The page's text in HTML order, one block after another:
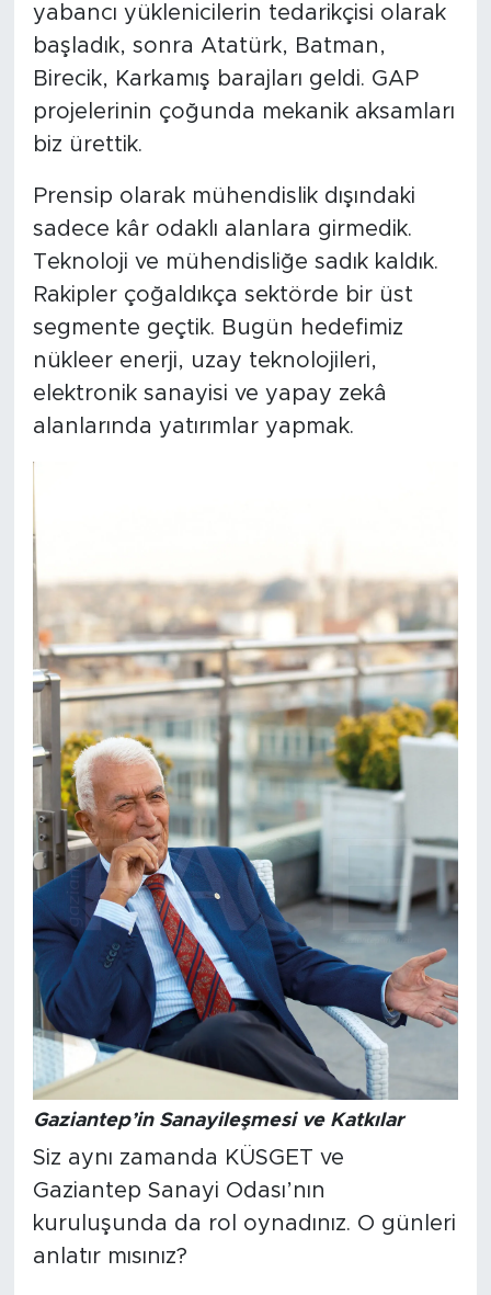
yabancı yüklenicilerin tedarikçisi olarak
başladık, sonra Atatürk, Batman,
Birecik, Karkamış barajları geldi. GAP
projelerinin çoğunda mekanik aksamları
biz ürettik.
Prensip olarak mühendislik dışındaki
sadece kâr odaklı alanlara girmedik.
Teknoloji ve mühendisliğe sadık kaldık.
Rakipler çoğaldıkça sektörde bir üst
segmente geçtik. Bugün hedefimiz
nükleer enerji, uzay teknolojileri,
elektronik sanayisi ve yapay zekâ
alanlarında yatırımlar yapmak.
Gaziantep’in Sanayileşmesi ve Katkılar
Siz aynı zamanda KÜSGET ve
Gaziantep Sanayi Odası’nın
kuruluşunda da rol oynadınız. O günleri
anlatır mısınız?